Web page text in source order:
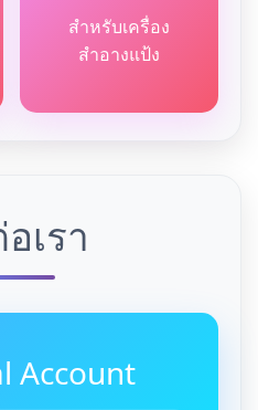
สำหรับเครื่อง
สำอางแป้ง
เรา
Account